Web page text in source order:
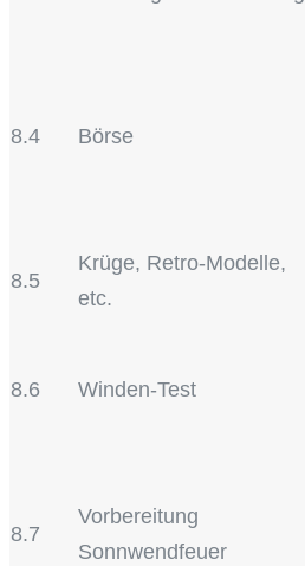
8.4 Börse
8.5
Krüge, Retro-Modelle,
etc.
8.6 Winden-Test
8.7
Vorbereitung
Sonnwendfeuer